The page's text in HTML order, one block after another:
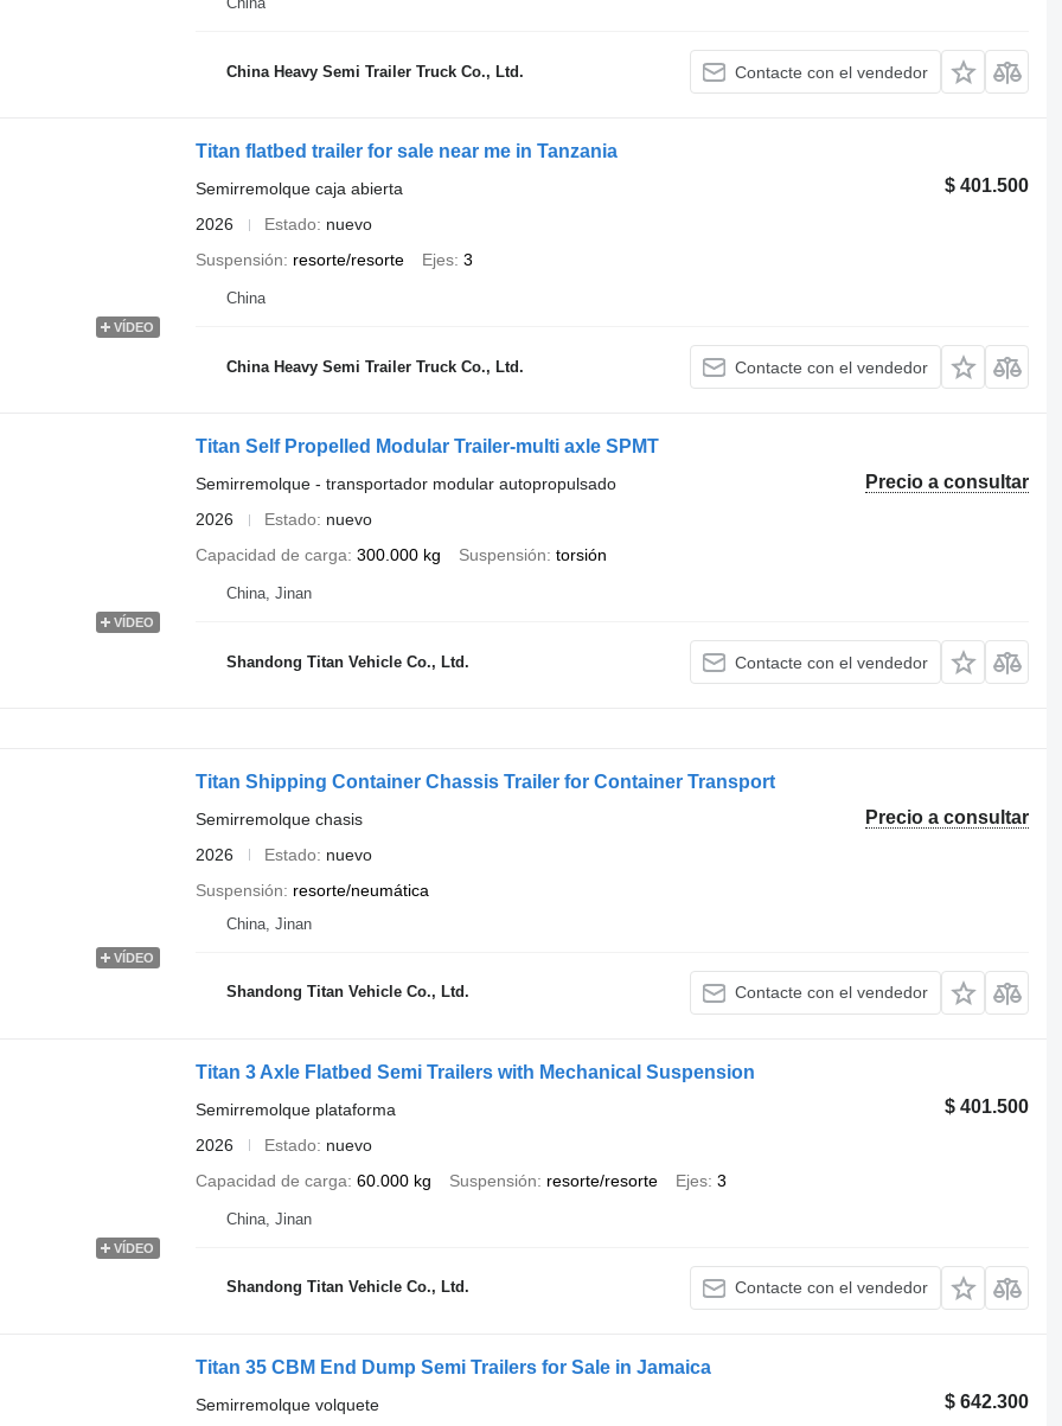
China Heavy Semi Trailer Truck Co., Ltd. Contacte con el vendedor
VÍDEO
Titan flatbed trailer for sale near me in Tanzania
$ 401.500
Semirremolque caja abierta
2026
Estado
nuevo
Suspensión
resorte/resorte Ejes 3
China
China Heavy Semi Trailer Truck Co., Ltd. Contacte con el vendedor
VÍDEO
Titan Self Propelled Modular Trailer-multi axle SPMT
Precio a consultar
Semirremolque - transportador modular autopropulsado
2026
Estado
nuevo
Capacidad de carga 300.000 kg Suspensión torsión
China, Jinan
Shandong Titan Vehicle Co., Ltd. Contacte con el vendedor
VÍDEO
Titan Shipping Container Chassis Trailer for Container Transport
Precio a consultar
Semirremolque chasis
2026
Estado
nuevo
Suspensión
resorte/neumática
China, Jinan
Shandong Titan Vehicle Co., Ltd. Contacte con el vendedor
VÍDEO
Titan 3 Axle Flatbed Semi Trailers with Mechanical Suspension
$ 401.500
Semirremolque plataforma
2026
Estado
nuevo
Capacidad de carga 60.000 kg Suspensión resorte/resorte Ejes 3
China, Jinan
Shandong Titan Vehicle Co., Ltd. Contacte con el vendedor
Titan 35 CBM End Dump Semi Trailers for Sale in Jamaica
$ 642.300
Semirremolque volquete